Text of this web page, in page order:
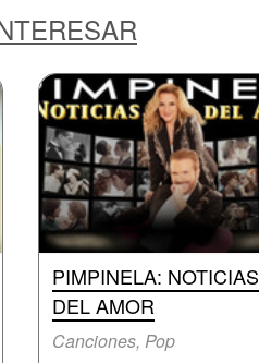
PIMPINELA: NOTICIAS
DEL AMOR
Canciones, Pop